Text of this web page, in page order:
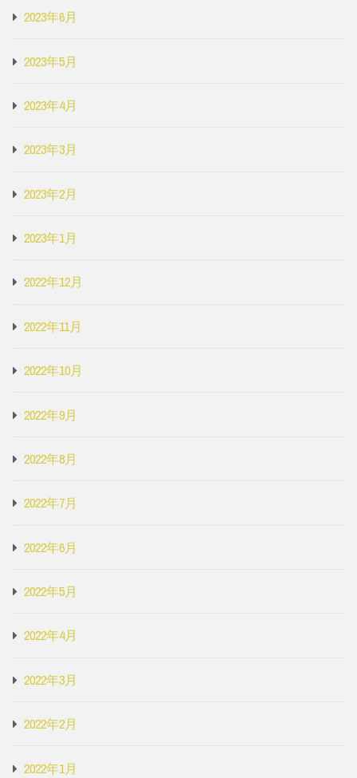
2023年6月
2023年5月
2023年4月
2023年3月
2023年2月
2023年1月
2022年12月
2022年11月
2022年10月
2022年9月
2022年8月
2022年7月
2022年6月
2022年5月
2022年4月
2022年3月
2022年2月
2022年1月